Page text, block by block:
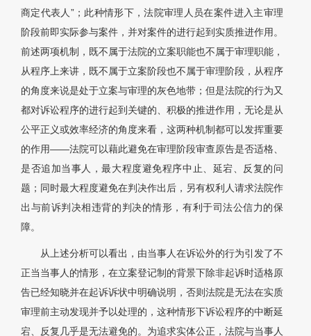
商定代表人”；此种情形下，法院审理人员在案件进入主审理
阶段前即实际参与案件，并对案件的进行起到实质推进作用。
前述两项机制，既不属于法院的立案职能也不属于审理职能，
从程序上来讲，既不属于立案阶段也不属于审理阶段，从程序
的角度来说是处于立案与审理的灰色地带；但是法院的行为又
都对诉讼程序的进行起到关键的、积极的推进作用，无论是从
公平正义或效率经济的角度来看，这两种机制都可以发挥重要
的作用——法院可以藉此避免在审理阶段审查原告是否适格、
是否追加当事人，最大程度避免程序中止、延宕、反复的问
题；同时最大程度避免在判决作出后，另有权利人请求法院作
出与前诉判决相违背的判决的情形，有利于司法公信力的保
障。
从上述分析可以看出，由当事人在诉讼外的行为引发了不
正当当事人的情形，在立案登记制的背景下除非起诉时适格原
告已经知晓并在起诉诉状中明确说明，否则法院是无法在实质
审理前主动发现并予以处理的，这种情形下诉讼程序的中断延
宕、反复几乎是无法避免的。为追求实体公正，法院与当事人